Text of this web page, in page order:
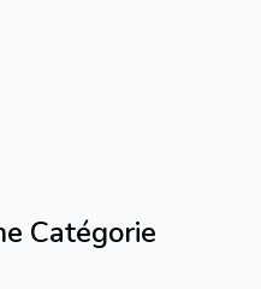
Catégorie